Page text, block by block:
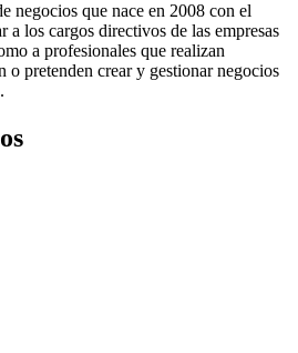
negocios que nace en 2008 con el
los cargos directivos de las empresas
a profesionales que realizan
o pretenden crear y gestionar negocios